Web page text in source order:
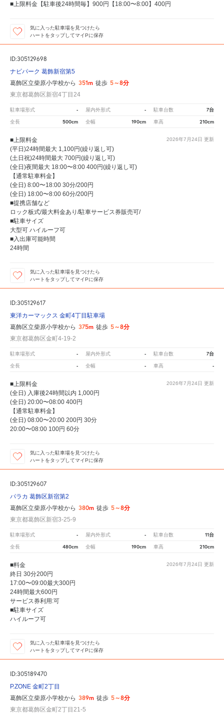
■上限料金【駐車後24時間毎】900円【18:00〜8:00】400円
気に入った駐車場を見つけたら
ハートをタップしてマイPに保存
ID:305129698
ナビパーク 葛飾新宿第5
葛飾区立柴原小学校から 351m 徒歩 5～8分
東京都葛飾区新宿4丁目24
駐車場形式 - 屋内外形式 - 駐車台数 7台
全長 500cm 全幅 190cm 車高 210cm
2026年7月24日 更新
■上限料金
(平日)24時間最大 1,100円(繰り返し可)
(土日祝)24時間最大 700円(繰り返し可)
(全日)夜間最大 18:00〜8:00 400円(繰り返し可)
【通常駐車料金】
(全日) 8:00〜18:00 30分/200円
(全日) 18:00〜8:00 60分/200円
■提携店舗など
ロック板式/最大料金あり/駐車サービス券販売可/
■駐車サイズ
大型可 ハイルーフ可
■入出庫可能時間
24時間
気に入った駐車場を見つけたら
ハートをタップしてマイPに保存
ID:305129617
東洋カーマックス 金町4丁目駐車場
葛飾区立柴原小学校から 375m 徒歩 5～8分
東京都葛飾区金町4-19-2
駐車場形式 - 屋内外形式 - 駐車台数 7台
全長 - 全幅 - 車高 -
2026年7月24日 更新
■上限料金
(全日) 入庫後24時間以内 1,000円
(全日) 20:00〜08:00 400円
【通常駐車料金】
(全日) 08:00〜20:00 200円 30分
20:00〜08:00 100円 60分
気に入った駐車場を見つけたら
ハートをタップしてマイPに保存
ID:305129607
パラカ 葛飾区新宿第2
葛飾区立柴原小学校から 380m 徒歩 5～8分
東京都葛飾区新宿3-25-9
駐車場形式 - 屋内外形式 - 駐車台数 11台
全長 480cm 全幅 190cm 車高 210cm
2026年7月24日 更新
■料金
終日 30分200円
17:00〜09:00最大300円
24時間最大600円
サービス券利用:可
■駐車サイズ
ハイルーフ可
気に入った駐車場を見つけたら
ハートをタップしてマイPに保存
ID:305189470
P.ZONE 金町2丁目
葛飾区立柴原小学校から 389m 徒歩 5～8分
東京都葛飾区金町2丁目21-5